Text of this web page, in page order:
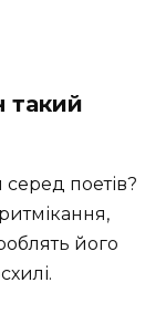
такий
поетів?
його